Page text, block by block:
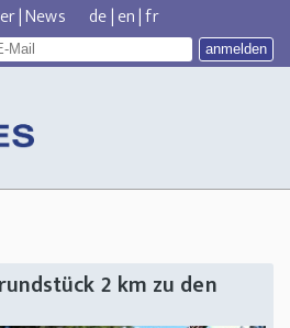
|News de|en|fr
2 km zu den